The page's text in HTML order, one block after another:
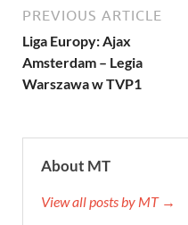
PREVIOUS ARTICLE
Liga Europy: Ajax
Amsterdam – Legia
Warszawa w TVP1
About MT
View all posts by MT →